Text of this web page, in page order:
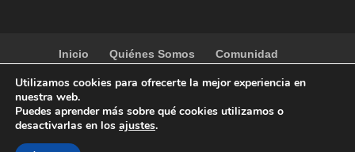
Inicio Quiénes Somos
Comunidad
Contacto
Tienda
Utilizamos cookies para ofrecerte la mejor experiencia en
nuestra web.
Puedes aprender más sobre qué cookies utilizamos o
desactivarlas en los ajustes.